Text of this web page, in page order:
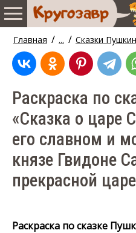
Главная / ... / Сказки
Раскраска по
«Сказка о царе
его славном и
князе Гвидоне
прекрасной
Раскраска по сказке